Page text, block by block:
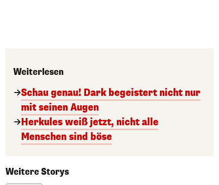
Weiterlesen
Schau genau! Dark begeistert nicht nur
mit seinen Augen
Herkules weiß jetzt, nicht alle
Menschen sind böse
Weitere Storys